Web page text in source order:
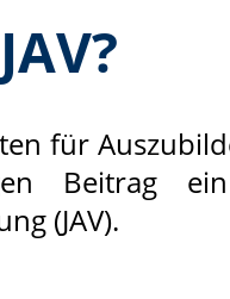
für
Beitrag
(JAV).